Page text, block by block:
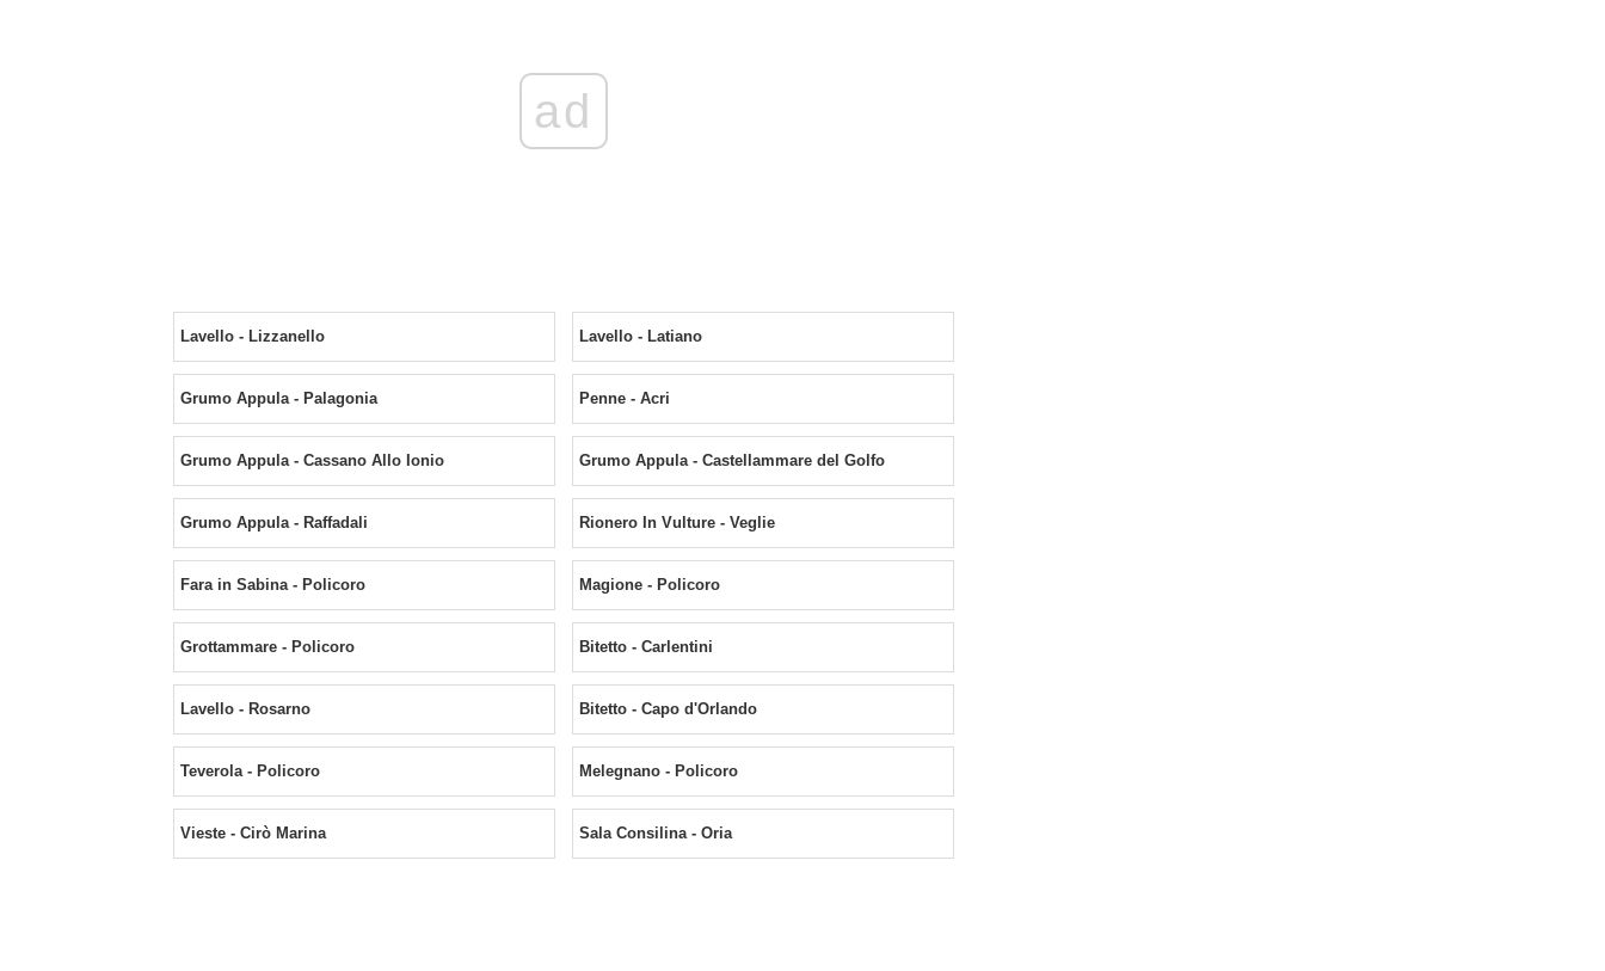
ad
Lavello - Lizzanello Lavello - Latiano
Grumo Appula - Palagonia Penne - Acri
Grumo Appula - Cassano Allo Ionio Grumo Appula - Castellammare del Golfo
Grumo Appula - Raffadali Rionero In Vulture - Veglie
Fara in Sabina - Policoro Magione - Policoro
Grottammare - Policoro Bitetto - Carlentini
Lavello - Rosarno Bitetto - Capo d'Orlando
Teverola - Policoro Melegnano - Policoro
Vieste - Cirò Marina Sala Consilina - Oria